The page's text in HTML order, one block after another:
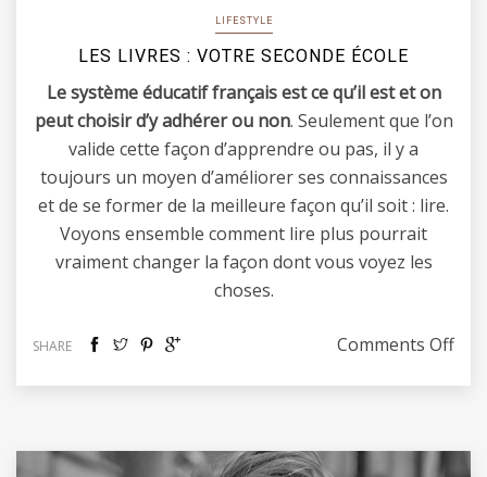
LIFESTYLE
LES LIVRES : VOTRE SECONDE ÉCOLE
Le système éducatif français est ce qu’il est et on
peut choisir d’y adhérer ou non. Seulement que l’on
valide cette façon d’apprendre ou pas, il y a
toujours un moyen d’améliorer ses connaissances
et de se former de la meilleure façon qu’il soit : lire.
Voyons ensemble comment lire plus pourrait
vraiment changer la façon dont vous voyez les
choses.
SHARE Comments Offon